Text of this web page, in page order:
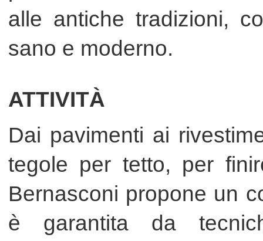
Bernasconi propone un cotto
è garantita da tecniche
Particolarmente indicato per i
interventi effettuati con il
monumenti e siti di interesso
Roma, Circo Massimo -
Modena etc.